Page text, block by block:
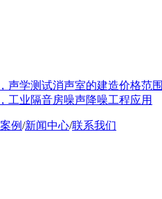
声学测试消声室的建造价格范围
工业隔音房噪声降噪工程应用
例/新闻中心/联系我们